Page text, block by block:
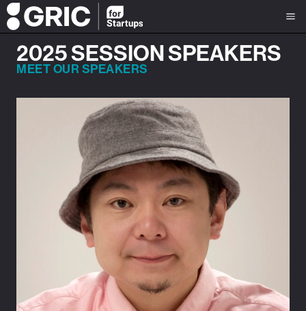
2025 SESSION SPEAKERS
MEET OUR SPEAKERS